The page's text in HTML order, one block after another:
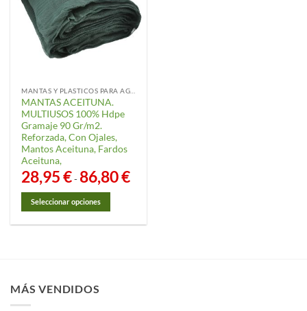
MANTAS ACEITUNA.
MULTIUSOS 100% Hdpe
Gramaje 90 Gr/m2.
Reforzada, Con Ojales,
Mantos Aceituna, Fardos
Aceituna,
28,95€- 86,80€Rango
de
86,80 €
Seleccionar opciones
Las
opciones
MÁS VENDIDOS